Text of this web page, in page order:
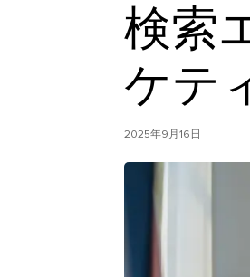
検索
ケテ
2025年9月16日